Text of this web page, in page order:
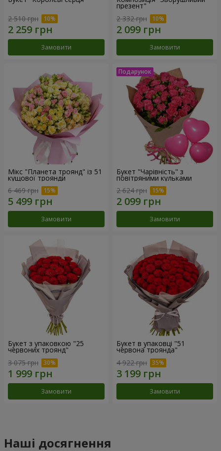
2 510 грн
Замовити
презент"
2 332 грн
Замовити
Мікс "Планета троянд" із 51
кущової троянди
6 469 грн
Замовити
Букет "Чарівність" з
повітряними кульками
2 624 грн
Замовити
Букет з упаковкою "25
червоних троянд"
3 075 грн
Замовити
Букет в упаковці "51
червона троянда"
4 922 грн
Замовити
Наші досягнення